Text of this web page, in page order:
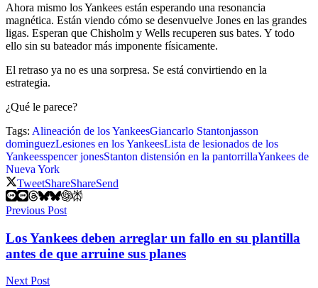
Ahora mismo los Yankees están esperando una resonancia
magnética. Están viendo cómo se desenvuelve Jones en las grandes
ligas. Esperan que Chisholm y Wells recuperen sus bates. Y todo
ello sin su bateador más imponente físicamente.
El retraso ya no es una sorpresa. Se está convirtiendo en la
estrategia.
¿Qué le parece?
Tags: Alineación de los YankeesGiancarlo Stantonjasson
dominguezLesiones en los YankeesLista de lesionados de los
Yankeesspencer jonesStanton distensión en la pantorrillaYankees de
Nueva York
TweetShareShareSend
Previous Post
Los Yankees deben arreglar un fallo en su plantilla
antes de que arruine sus planes
Next Post